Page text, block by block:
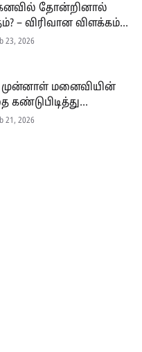
தோன்றினால்
– விரிவான விளக்கம்...
23, 2026
மனைவியின்
கண்டுபிடித்து...
21, 2026